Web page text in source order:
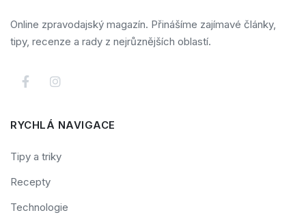
Online zpravodajský magazín. Přinášíme zajímavé články,
tipy, recenze a rady z nejrůznějších oblastí.
RYCHLÁ NAVIGACE
Tipy a triky
Recepty
Technologie